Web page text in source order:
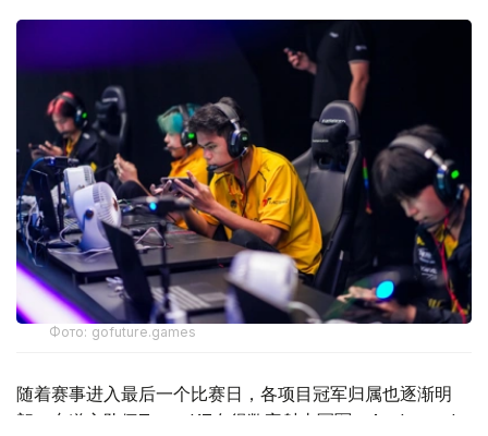
Фото: gofuture.games
随着赛事进入最后一个比赛日，各项目冠军归属也逐渐明
朗。东道主队伍Team KZ夺得数字射击冠军，Archangel